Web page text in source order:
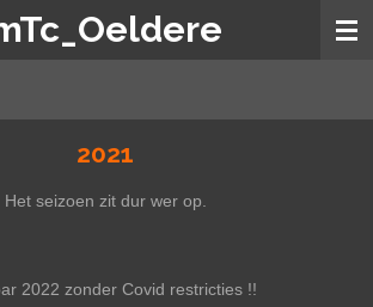
2021
Het seizoen zit dur wer op.
2022 zonder Covid restricties !!